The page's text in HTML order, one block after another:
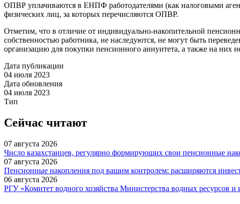
ОПВР уплачиваются в ЕНПФ работодателями (как налоговыми
физических лиц, за которых перечисляются ОПВР.
Отметим, что в отличие от индивидуально-накопительной
собственностью работника, не наследуются, не могут быть
организацию для покупки пенсионного аннуитета, а также на них
Дата публикации
04 июля 2023
Дата обновления
04 июля 2023
Тип
Сейчас читают
07 августа 2026
Число казахстанцев, регулярно формирующих свои пенсионные
07 августа 2026
Пенсионные накопления под вашим контролем: расширяются
06 августа 2026
РГУ «Комитет водного хозяйства Министерства водных ресурсов и